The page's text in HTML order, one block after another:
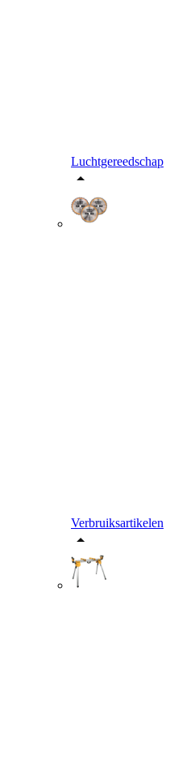
Luchtgereedschap
Verbruiksartikelen